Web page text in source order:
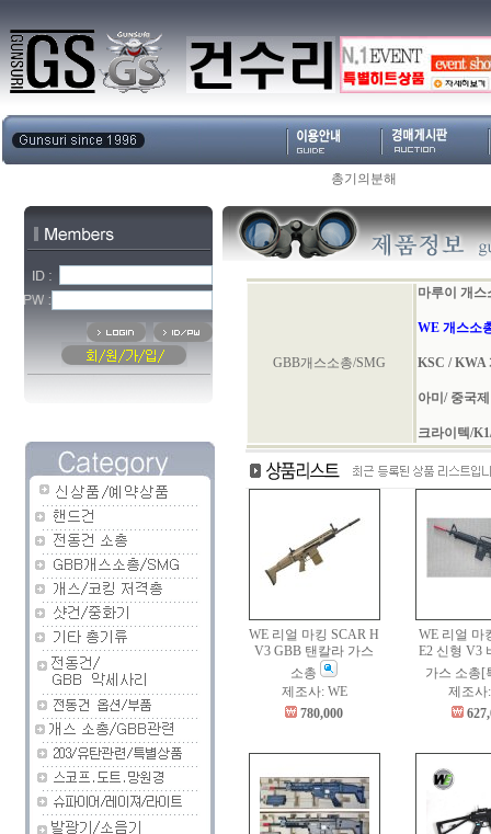
총기의분해
GBB개스소총/SMG
마루이 개스
WE 개스소
KSC / KWA
아미/ 중국
크라이텍/
WE 리얼 마킹 SCAR H
V3 GBB 탠칼라 가스
소총
제조사: WE
780,000
WE 리얼 마
E2 신형 V3
가스 소총[
제조사